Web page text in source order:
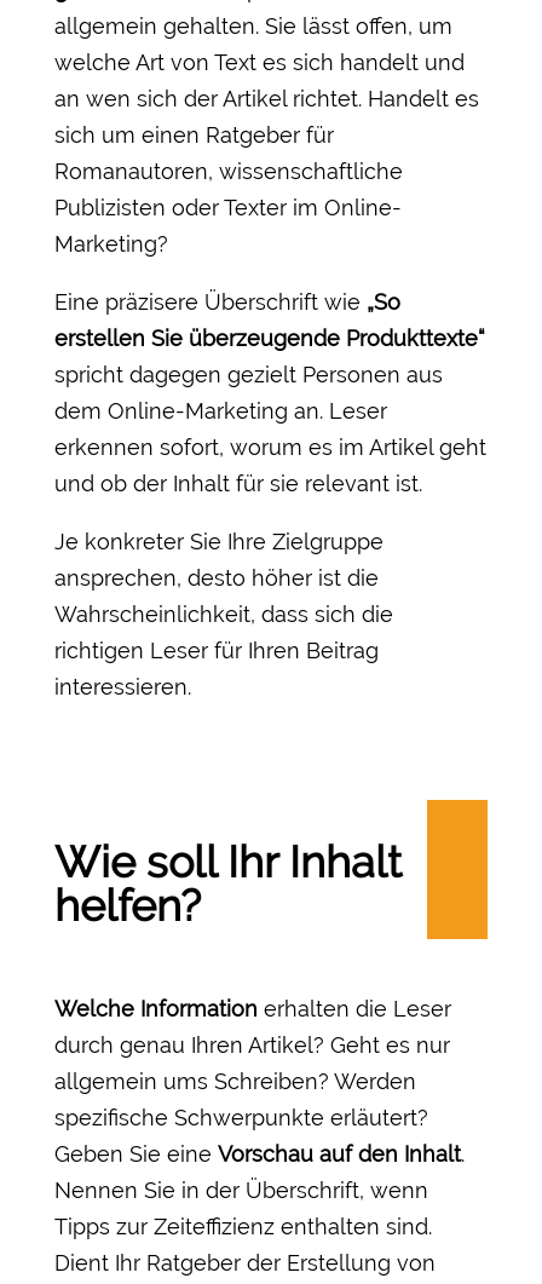
allgemein gehalten. Sie lässt offen, um
welche Art von Text es sich handelt und
an wen sich der Artikel richtet. Handelt es
sich um einen Ratgeber für
Romanautoren, wissenschaftliche
Publizisten oder Texter im Online-
Marketing?
Eine präzisere Überschrift wie „So
erstellen Sie überzeugende Produkttexte“
spricht dagegen gezielt Personen aus
dem Online-Marketing an. Leser
erkennen sofort, worum es im Artikel geht
und ob der Inhalt für sie relevant ist.
Je konkreter Sie Ihre Zielgruppe
ansprechen, desto höher ist die
Wahrscheinlichkeit, dass sich die
richtigen Leser für Ihren Beitrag
interessieren.
Wie soll Ihr Inhalt
helfen?
Welche Information erhalten die Leser
durch genau Ihren Artikel? Geht es nur
allgemein ums Schreiben? Werden
spezifische Schwerpunkte erläutert?
Geben Sie eine Vorschau auf den Inhalt.
Nennen Sie in der Überschrift, wenn
Tipps zur Zeiteffizienz enthalten sind.
Dient Ihr Ratgeber der Erstellung von